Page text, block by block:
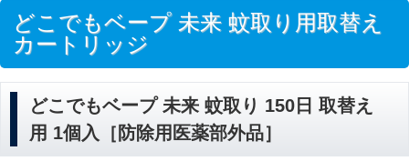
どこでもベープ 未来 蚊取り用取替え
カートリッジ
どこでもベープ 未来 蚊取り 150日 取替え
用 1個入［防除用医薬部外品］